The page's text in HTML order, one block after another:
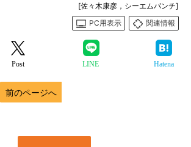
[佐々木康彦，シーエムパンチ]
PC用表示
関連情報
Post LINE Hatena
前のページへ